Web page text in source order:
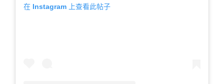
在 Instagram 上查看此帖子